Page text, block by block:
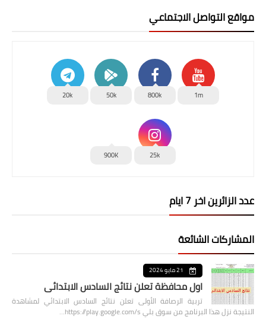
مواقع التواصل الاجتماعي
1m
800k
50k
20k
25k
900K
عدد الزائرين اخر 7 ايام
المشاركات الشائعة
21 مايو 2024
اول محافظة تعلن نتائج السادس الابتدائي
تربية الرصافة الأولى تعلن نتائج السادس الابتدائي لمشاهدة
النتيجة نزل هذا البرنامج من سوق بلي https://play.google.com/s…